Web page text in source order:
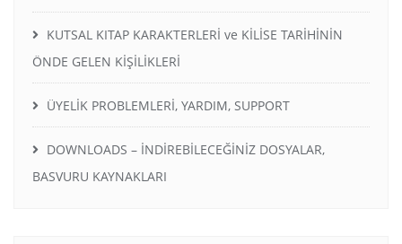
KUTSAL KITAP KARAKTERLERİ ve KİLİSE TARİHİNİN
ÖNDE GELEN KİŞİLİKLERİ
ÜYELİK PROBLEMLERİ, YARDIM, SUPPORT
DOWNLOADS – İNDİREBİLECEĞİNİZ DOSYALAR,
BASVURU KAYNAKLARI